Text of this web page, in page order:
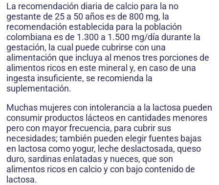
La recomendación diaria de calcio para la no
gestante de 25 a 50 años es de 800 mg, la
recomendación establecida para la población
colombiana es de 1.300 a 1.500 mg/día durante la
gestación, la cual puede cubrirse con una
alimentación que incluya al menos tres porciones de
alimentos ricos en este mineral y, en caso de una
ingesta insuficiente, se recomienda la
suplementación.
Muchas mujeres con intolerancia a la lactosa pueden
consumir productos lácteos en cantidades menores
pero con mayor frecuencia, para cubrir sus
necesidades; también pueden elegir fuentes bajas
en lactosa como yogur, leche deslactosada, queso
duro, sardinas enlatadas y nueces, que son
alimentos ricos en calcio y con bajo contenido de
lactosa.